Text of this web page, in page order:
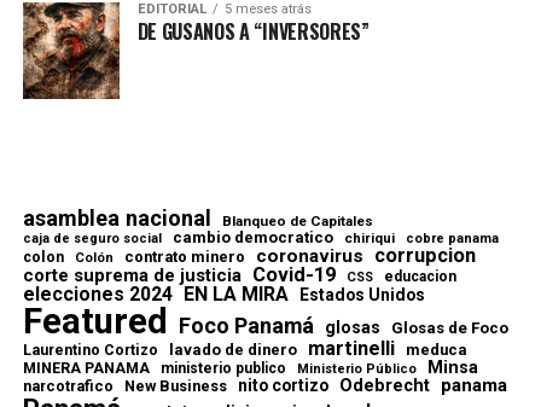
EDITORIAL 5 meses atrás
DE GUSANOS A “INVERSORES”
asamblea nacional Blanqueo de Capitales
caja de seguro social cambio democratico chiriqui cobre panama
colon Colón contrato minero coronavirus corrupcion
corte suprema de justicia Covid-19 CSS educacion
elecciones 2024 EN LA MIRA Estados Unidos
Featured Foco Panamá glosas Glosas de Foco
Laurentino Cortizo lavado de dinero martinelli meduca
MINERA PANAMA ministerio publico Ministerio Público Minsa
narcotrafico New Business nito cortizo Odebrecht panama